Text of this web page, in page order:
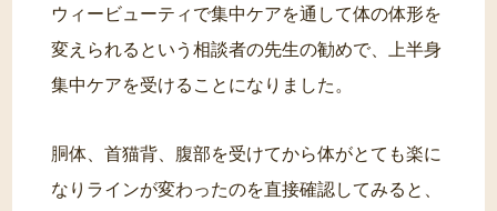
ウィービューティで集中ケアを通して体の体形を
変えられるという相談者の先生の勧めで、上半身
集中ケアを受けることになりました。
胴体、首猫背、腹部を受けてから体がとても楽に
なりラインが変わったのを直接確認してみると、